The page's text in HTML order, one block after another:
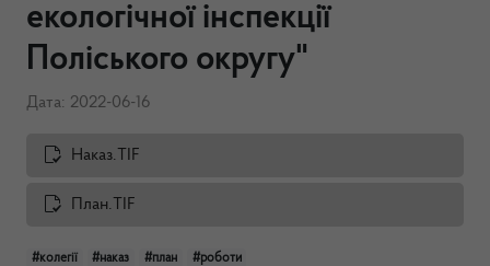
екологічної інспекції
Поліського округу"
Дата: 2022-06-16
Наказ.TIF
План.TIF
#колегії #наказ #план #роботи